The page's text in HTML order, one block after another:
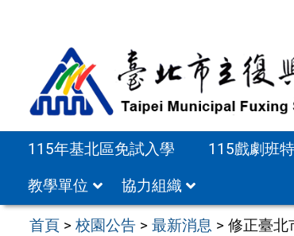
115年基北區免試入學 115戲劇班
教學單位
協力組織
首頁 >校園公告 >最新消息 >修正臺北